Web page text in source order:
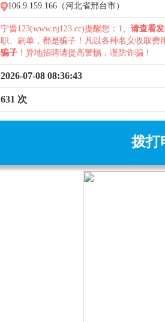
106.9.159.166（河北省邢台市）
宁晋123(www.nj123.cc)提醒您：1、 请查看
职、刷单，都是骗子！凡以各种名义收取费
骗子 ！异地招聘请提高警惕，谨防诈骗！
2026-07-08 08:36:43
631 次
拨打